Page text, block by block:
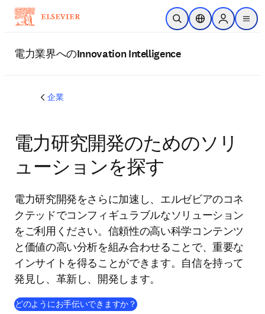
メインのコンテンツにスキップ
検索を開くロケーションセレ
Sign in to
menu
電力業界へのInnovation Intelligence
企業
電力研究開発のためのソリ
ューションを探す
電力研究開発をさらに加速し、エルゼビアのコネ
クテッドでコンフィギュラブルなソリューション
をご利用ください。信頼性の高い科学コンテンツ
と価値の高い分析を組み合わせることで、重要な
インサイトを得ることができます。自信を持って
発見し、革新し、開発します。
どのようにお手伝いできますか？